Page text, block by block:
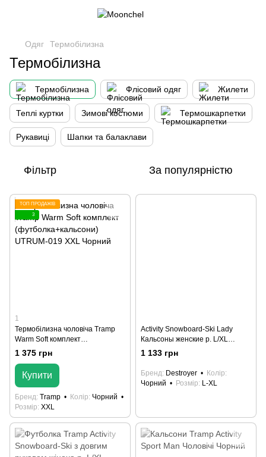
Одяг Термобілизна
Термобілизна
Термобілизна Флісовий одяг Жилети
Теплі куртки Зимові костюми Термошкарпетки
Рукавиці Шапки та балаклави
Фільтр За популярністю
ТОП ПРОДАЖІВ
3
1
Термобілизна чоловіча Tramp
Warm Soft комплект
(футболка+кальсони) UTRUM-
019 XXL Чорний
1 375 грн
Купити
Бренд Tramp Колір Чорний
Розмір XXL
Activity Snowboard-Ski Lady
Кальсоны женские р. L/XL
черный
1 133 грн
Бренд Destroyer
Колір
Чорний
Розмір L-XL